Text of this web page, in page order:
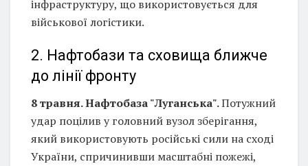
інфраструктуру, що використовується для
військової логістики.
2. Нафтобази та сховища ближче
до лінії фронту
8 травня. Нафтобаза "Луганська".Потужний
удар поцілив у головний вузол зберігання,
який використовують російські сили на сході
України, спричинивши масштабні пожежі,